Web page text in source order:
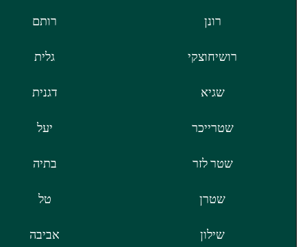
רונן רותם
רושיחוצקי גלית
שגיא דגנית
שטרייכר יעל
שטר לזר בתיה
שטרן טל
שילון אביבה